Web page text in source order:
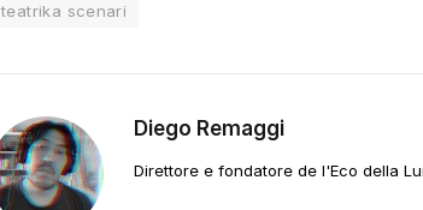
teatrika scenari
Diego Remaggi
Direttore e fondatore de l'Eco della